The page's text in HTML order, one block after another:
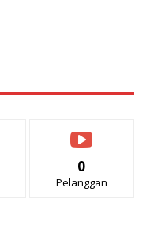
0
Pelanggan